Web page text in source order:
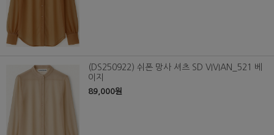
(DS250922) 쉬폰 망사 셔츠 SD VIVIAN_521 베
이지
89,000원